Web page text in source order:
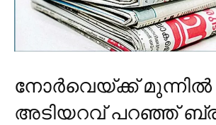
നോർവെയ്ക്ക് മുന്നിൽ
അടിയറവ് പറഞ്ഞ്